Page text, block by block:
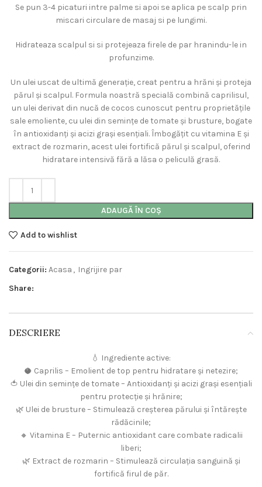
Se pun 3-4 picaturi intre palme si apoi se aplica pe scalp prin
miscari circulare de masaj si pe lungimi.
Hidrateaza scalpul si si protejeaza firele de par hranindu-le in
profunzime.
Un ulei uscat de ultimă generație, creat pentru a hrăni și proteja
părul și scalpul. Formula noastră specială combină caprilisul,
un ulei derivat din nucă de cocos cunoscut pentru proprietățile
sale emoliente, cu ulei din semințe de tomate și brusture, bogate
în antioxidanți și acizi grași esențiali. Îmbogățit cu vitamina E și
extract de rozmarin, acest ulei fortifică părul și scalpul, oferind
hidratare intensivă fără a lăsa o peliculă grasă.
ADAUGĂ ÎN COȘ
Add to wishlist
Categorii: Acasa , Ingrijire par
Share:
DESCRIERE
💧 Ingrediente active:
🥥 Caprilis – Emolient de top pentru hidratare și netezire;
🍅 Ulei din semințe de tomate – Antioxidanți și acizi grași esențiali
pentru protecție și hrănire;
🌿 Ulei de brusture – Stimulează creșterea părului și întărește
rădăcinile;
🔸 Vitamina E – Puternic antioxidant care combate radicalii
liberi;
🌿 Extract de rozmarin – Stimulează circulația sanguină și
fortifică firul de păr.